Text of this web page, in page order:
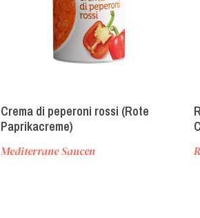
Crema di peperoni rossi (Rote
Paprikacreme)
Mediterrane Saucen